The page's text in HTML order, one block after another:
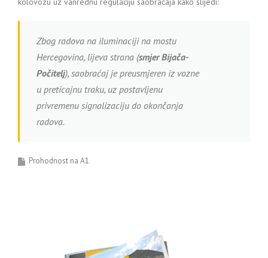
Zbog radova na iluminaciji na mostu
Hercegovina, lijeva strana (smjer Bijača-
Počitelj), saobraćaj je preusmjeren iz vozne
u preticajnu traku, uz postavljenu
privremenu signalizaciju do okončanja
radova.
Prohodnost na A1